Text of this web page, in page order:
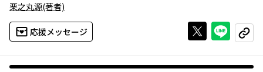
栗之丸源(著者)
応援メッセージ Xで投稿する
ライン
コピー